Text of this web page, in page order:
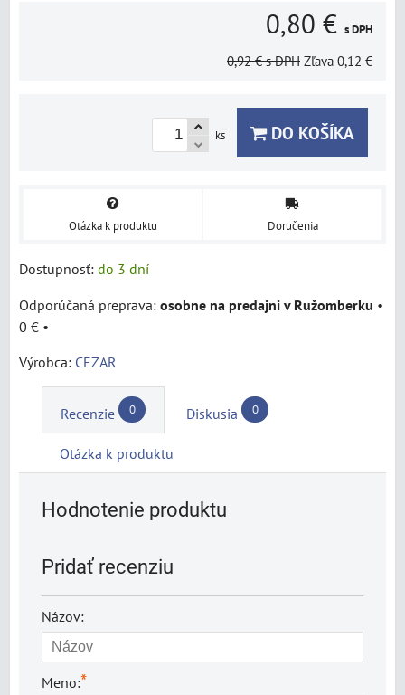
0,80 € s DPH
0,92 € s DPH Zľava 0,12 €
ks DO KOŠÍKA
Otázka k produktu Doručenia
Dostupnosť: do 3 dní
osobne na predajni v Ružomberku •
0 € •
Výrobca: CEZAR
Recenzie 0 Diskusia 0
Otázka k produktu
Hodnotenie produktu
Pridať recenziu
Názov:
Meno:*